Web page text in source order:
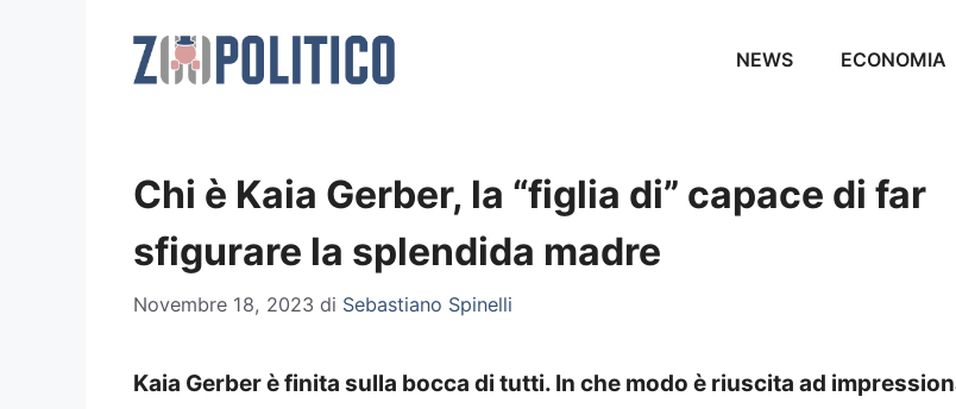
NEWS ECONOMIA
Chi è Kaia Gerber, la “figlia di” capace di far
sfigurare la splendida madre
Novembre 18, 2023 di Sebastiano Spinelli
Kaia Gerber è finita sulla bocca di tutti. In che modo è riuscita ad